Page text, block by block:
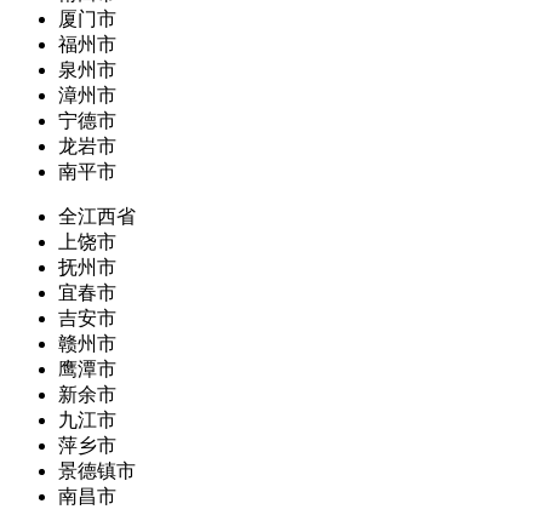
厦门市
福州市
泉州市
漳州市
宁德市
龙岩市
南平市
全江西省
上饶市
抚州市
宜春市
吉安市
赣州市
鹰潭市
新余市
九江市
萍乡市
景德镇市
南昌市